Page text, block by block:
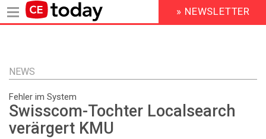
Inhalt
HEADER
MENU
» NEWSLETTER
NEWS
Fehler im System
Swisscom-Tochter Localsearch
verärgert KMU